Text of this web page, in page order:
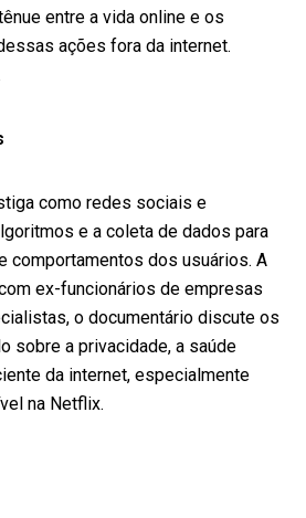
entre a vida online e os
ações fora da internet.
como redes sociais e
e a coleta de dados para
comportamentos dos usuários. A
ex-funcionários de empresas
o documentário discute os
sobre a privacidade, a saúde
da internet, especialmente
na Netflix.